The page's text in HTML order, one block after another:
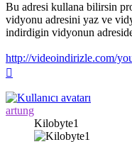
Bu adresi kullana bilirsin
vidyonu adresini yaz ve
indirdigin vidyonun
http://videoindirizle.com/
artung
Kilobyte1